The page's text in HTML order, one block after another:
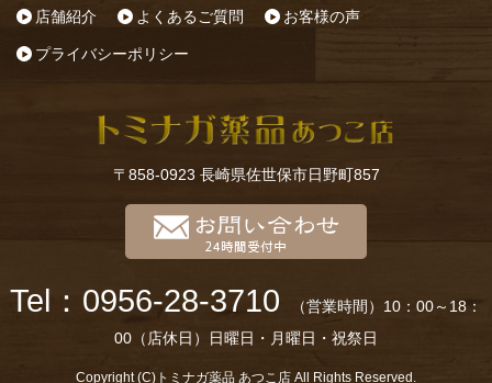
店舗紹介 よくあるご質問 お客様の声
プライバシーポリシー
〒858-0923 長崎県佐世保市日野町857
Tel：0956-28-3710
（営業時間）10：00～18：
00（店休日）日曜日・月曜日・祝祭日
Copyright (C)トミナガ薬品 あつこ店 All Rights Reserved.